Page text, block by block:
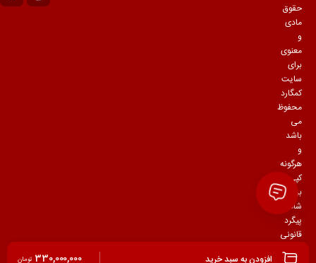
افزودن به سبد خرید 330,000,000 تومان
حقوق
مادی
و
معنوی
برای
سایت
کمگارد
محفوظ
می
باشد
و
هرگونه
کپی
برداری
شامل
پیگرد
قانونی